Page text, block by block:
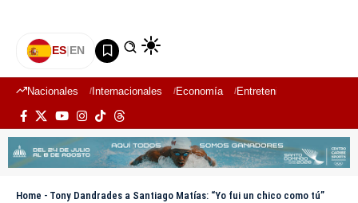
ES|EN
Nacionales Internacionales Economía Entretenimiento
Home - Tony Dandrades a Santiago Matías: “Yo fui un chico como tú”